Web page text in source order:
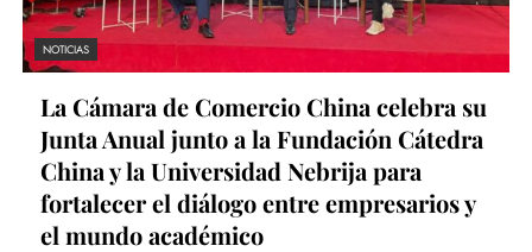
NOTICIAS
La Cámara de Comercio China celebra su
Junta Anual junto a la Fundación Cátedra
China y la Universidad Nebrija para
fortalecer el diálogo entre empresarios y
el mundo académico